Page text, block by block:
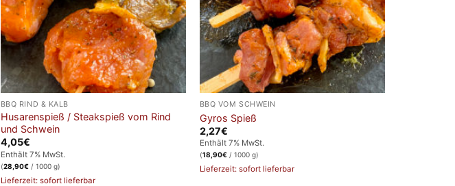
BBQ RIND & KALB
Husarenspieß / Steakspieß vom Rind
und Schwein
4,05€
Enthält 7% MwSt.
(28,90€/ 1000 g)
Lieferzeit: sofort lieferbar
BBQ VOM SCHWEIN
Gyros Spieß
2,27€
Enthält 7% MwSt.
(18,90€/ 1000 g)
Lieferzeit: sofort lieferbar